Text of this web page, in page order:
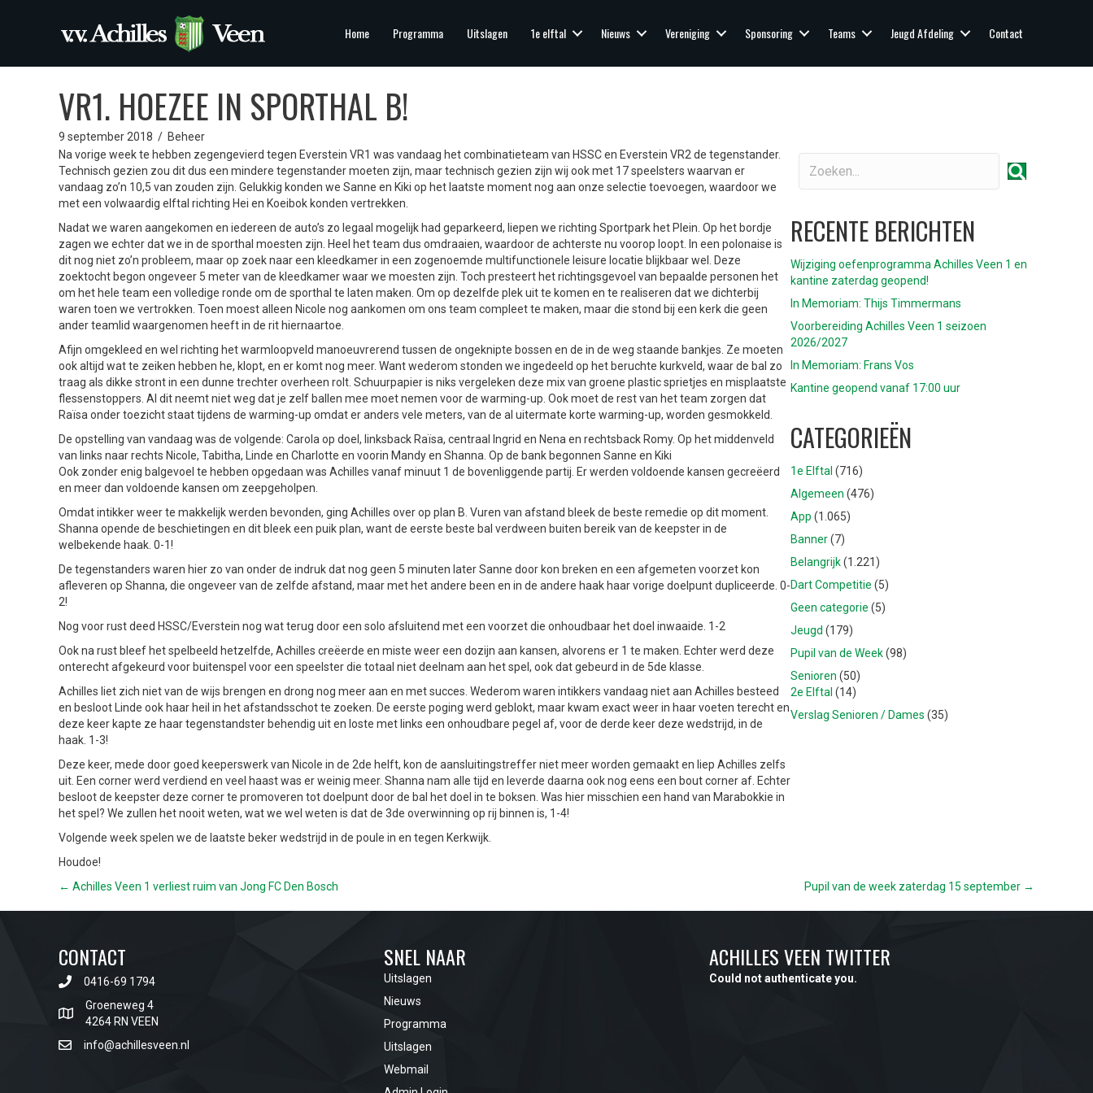
Home Programma Uitslagen 1e elftal Nieuws Vereniging Sponsoring Teams Jeugd Afdeling Contact
VR1. HOEZEE IN SPORTHAL B!
9 september 2018 / Beheer
Na vorige week te hebben zegengevierd tegen Everstein VR1 was vandaag het combinatieteam van HSSC en Everstein VR2 de tegenstander.
Technisch gezien zou dit dus een mindere tegenstander moeten zijn, maar technisch gezien zijn wij ook met 17 speelsters waarvan er
vandaag zo’n 10,5 van zouden zijn. Gelukkig konden we Sanne en Kiki op het laatste moment nog aan onze selectie toevoegen, waardoor we
met een volwaardig elftal richting Hei en Koeibok konden vertrekken.
Nadat we waren aangekomen en iedereen de auto’s zo legaal mogelijk had geparkeerd, liepen we richting Sportpark het Plein. Op het bordje
zagen we echter dat we in de sporthal moesten zijn. Heel het team dus omdraaien, waardoor de achterste nu voorop loopt. In een polonaise is
dit nog niet zo’n probleem, maar op zoek naar een kleedkamer in een zogenoemde multifunctionele leisure locatie blijkbaar wel. Deze
zoektocht begon ongeveer 5 meter van de kleedkamer waar we moesten zijn. Toch presteert het richtingsgevoel van bepaalde personen het
om het hele team een volledige ronde om de sporthal te laten maken. Om op dezelfde plek uit te komen en te realiseren dat we dichterbij
waren toen we vertrokken. Toen moest alleen Nicole nog aankomen om ons team compleet te maken, maar die stond bij een kerk die geen
ander teamlid waargenomen heeft in de rit hiernaartoe.
Afijn omgekleed en wel richting het warmloopveld manoeuvrerend tussen de ongeknipte bossen en de in de weg staande bankjes. Ze moeten
ook altijd wat te zeiken hebben he, klopt, en er komt nog meer. Want wederom stonden we ingedeeld op het beruchte kurkveld, waar de bal zo
traag als dikke stront in een dunne trechter overheen rolt. Schuurpapier is niks vergeleken deze mix van groene plastic sprietjes en misplaatste
flessenstoppers. Al dit neemt niet weg dat je zelf ballen mee moet nemen voor de warming-up. Ook moet de rest van het team zorgen dat
Raïsa onder toezicht staat tijdens de warming-up omdat er anders vele meters, van de al uitermate korte warming-up, worden gesmokkeld.
De opstelling van vandaag was de volgende: Carola op doel, linksback Raïsa, centraal Ingrid en Nena en rechtsback Romy. Op het middenveld
van links naar rechts Nicole, Tabitha, Linde en Charlotte en voorin Mandy en Shanna. Op de bank begonnen Sanne en Kiki
Ook zonder enig balgevoel te hebben opgedaan was Achilles vanaf minuut 1 de bovenliggende partij. Er werden voldoende kansen gecreëerd
en meer dan voldoende kansen om zeepgeholpen.
Omdat intikker weer te makkelijk werden bevonden, ging Achilles over op plan B. Vuren van afstand bleek de beste remedie op dit moment.
Shanna opende de beschietingen en dit bleek een puik plan, want de eerste beste bal verdween buiten bereik van de keepster in de
welbekende haak. 0-1!
De tegenstanders waren hier zo van onder de indruk dat nog geen 5 minuten later Sanne door kon breken en een afgemeten voorzet kon
afleveren op Shanna, die ongeveer van de zelfde afstand, maar met het andere been en in de andere haak haar vorige doelpunt dupliceerde. 0-
2!
Nog voor rust deed HSSC/Everstein nog wat terug door een solo afsluitend met een voorzet die onhoudbaar het doel inwaaide. 1-2
Ook na rust bleef het spelbeeld hetzelfde, Achilles creëerde en miste weer een dozijn aan kansen, alvorens er 1 te maken. Echter werd deze
onterecht afgekeurd voor buitenspel voor een speelster die totaal niet deelnam aan het spel, ook dat gebeurd in de 5de klasse.
Achilles liet zich niet van de wijs brengen en drong nog meer aan en met succes. Wederom waren intikkers vandaag niet aan Achilles besteed
en besloot Linde ook haar heil in het afstandsschot te zoeken. De eerste poging werd geblokt, maar kwam exact weer in haar voeten terecht en
deze keer kapte ze haar tegenstandster behendig uit en loste met links een onhoudbare pegel af, voor de derde keer deze wedstrijd, in de
haak. 1-3!
Deze keer, mede door goed keeperswerk van Nicole in de 2de helft, kon de aansluitingstreffer niet meer worden gemaakt en liep Achilles zelfs
uit. Een corner werd verdiend en veel haast was er weinig meer. Shanna nam alle tijd en leverde daarna ook nog eens een bout corner af. Echter
besloot de keepster deze corner te promoveren tot doelpunt door de bal het doel in te boksen. Was hier misschien een hand van Marabokkie in
het spel? We zullen het nooit weten, wat we wel weten is dat de 3de overwinning op rij binnen is, 1-4!
Volgende week spelen we de laatste beker wedstrijd in de poule in en tegen Kerkwijk.
Houdoe!
RECENTE BERICHTEN
Wijziging oefenprogramma Achilles Veen 1 en
kantine zaterdag geopend!
In Memoriam: Thijs Timmermans
Voorbereiding Achilles Veen 1 seizoen
2026/2027
In Memoriam: Frans Vos
Kantine geopend vanaf 17:00 uur
CATEGORIEËN
1e Elftal (716)
Algemeen (476)
App (1.065)
Banner(7)
Belangrijk(1.221)
Dart Competitie (5)
Geen categorie (5)
Jeugd (179)
Pupil van de Week(98)
Senioren (50)
2e Elftal (14)
Verslag Senioren / Dames (35)
POSTS
← Achilles Veen 1 verliest ruim van Jong FC Den Bosch Pupil van de week zaterdag 15 september →
CONTACT
0416-69 1794
Groeneweg 4
4264 RN VEEN
info@achillesveen.nl
SNEL NAAR
Uitslagen
Nieuws
Programma
Uitslagen
Webmail
ACHILLES VEEN TWITTER
Could not authenticate you.